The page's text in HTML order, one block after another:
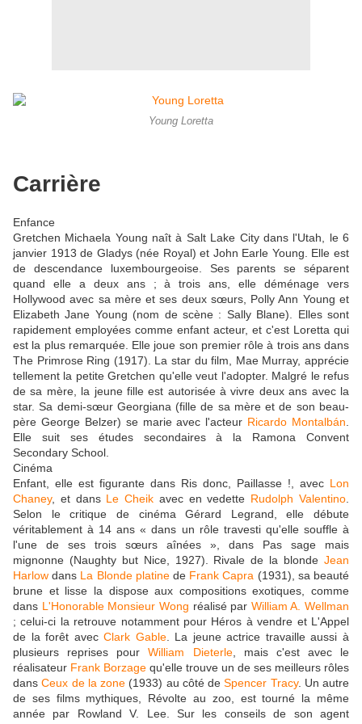
Young Loretta
Carrière
Enfance
Gretchen Michaela Young naît à Salt Lake City dans l'Utah, le 6
janvier 1913 de Gladys (née Royal) et John Earle Young. Elle est
de descendance luxembourgeoise. Ses parents se séparent
quand elle a deux ans ; à trois ans, elle déménage vers
Hollywood avec sa mère et ses deux sœurs, Polly Ann Young et
Elizabeth Jane Young (nom de scène : Sally Blane). Elles sont
rapidement employées comme enfant acteur, et c'est Loretta qui
est la plus remarquée. Elle joue son premier rôle à trois ans dans
The Primrose Ring (1917). La star du film, Mae Murray, apprécie
tellement la petite Gretchen qu'elle veut l'adopter. Malgré le refus
de sa mère, la jeune fille est autorisée à vivre deux ans avec la
star. Sa demi-sœur Georgiana (fille de sa mère et de son beau-
père George Belzer) se marie avec l'acteur Ricardo Montalbán
Elle suit ses études secondaires à la Ramona Convent
Secondary School.
Cinéma
Enfant, elle est figurante dans Ris donc, Paillasse !, avec Lon
Chaney, et dans Le Cheik avec en vedette Rudolph Valentino
Selon le critique de cinéma Gérard Legrand, elle débute
véritablement à 14 ans « dans un rôle travesti qu'elle souffle à
l'une de ses trois sœurs aînées », dans Pas sage mais
mignonne (Naughty but Nice, 1927). Rivale de la blonde Jean
Harlow dans La Blonde platinede Frank Capra (1931), sa beauté
brune et lisse la dispose aux compositions exotiques, comme
dans L'Honorable Monsieur Wong réalisé par William A. Wellman
; celui-ci la retrouve notamment pour Héros à vendre et L'Appel
de la forêt avecClark Gable. La jeune actrice travaille aussi à
plusieurs reprises pourWilliam Dieterle, mais c'est avec le
réalisateur Frank Borzage qu'elle trouve un de ses meilleurs rôles
dansCeux de la zone (1933) au côté deSpencer Tracy. Un autre
de ses films mythiques, Révolte au zoo, est tourné la même
année par Rowland V. Lee. Sur les conseils de son agent